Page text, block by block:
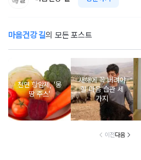
마음건강 길의 모든 포스트
천연 항암제, '몽
땅 주스'
새해에 꼭 버려야
할 마음 습관 세
가지
이전다음